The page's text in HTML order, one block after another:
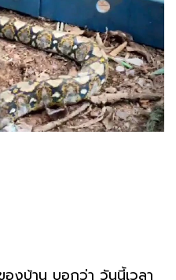
งบ้าน บอกว่า วันนี้เวลา